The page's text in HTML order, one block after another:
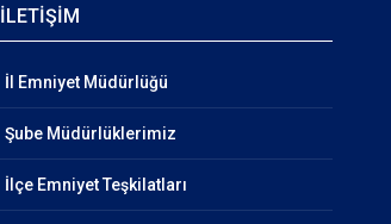
İLETİŞİM
İl Emniyet Müdürlüğü
Şube Müdürlüklerimiz
İlçe Emniyet Teşkilatları